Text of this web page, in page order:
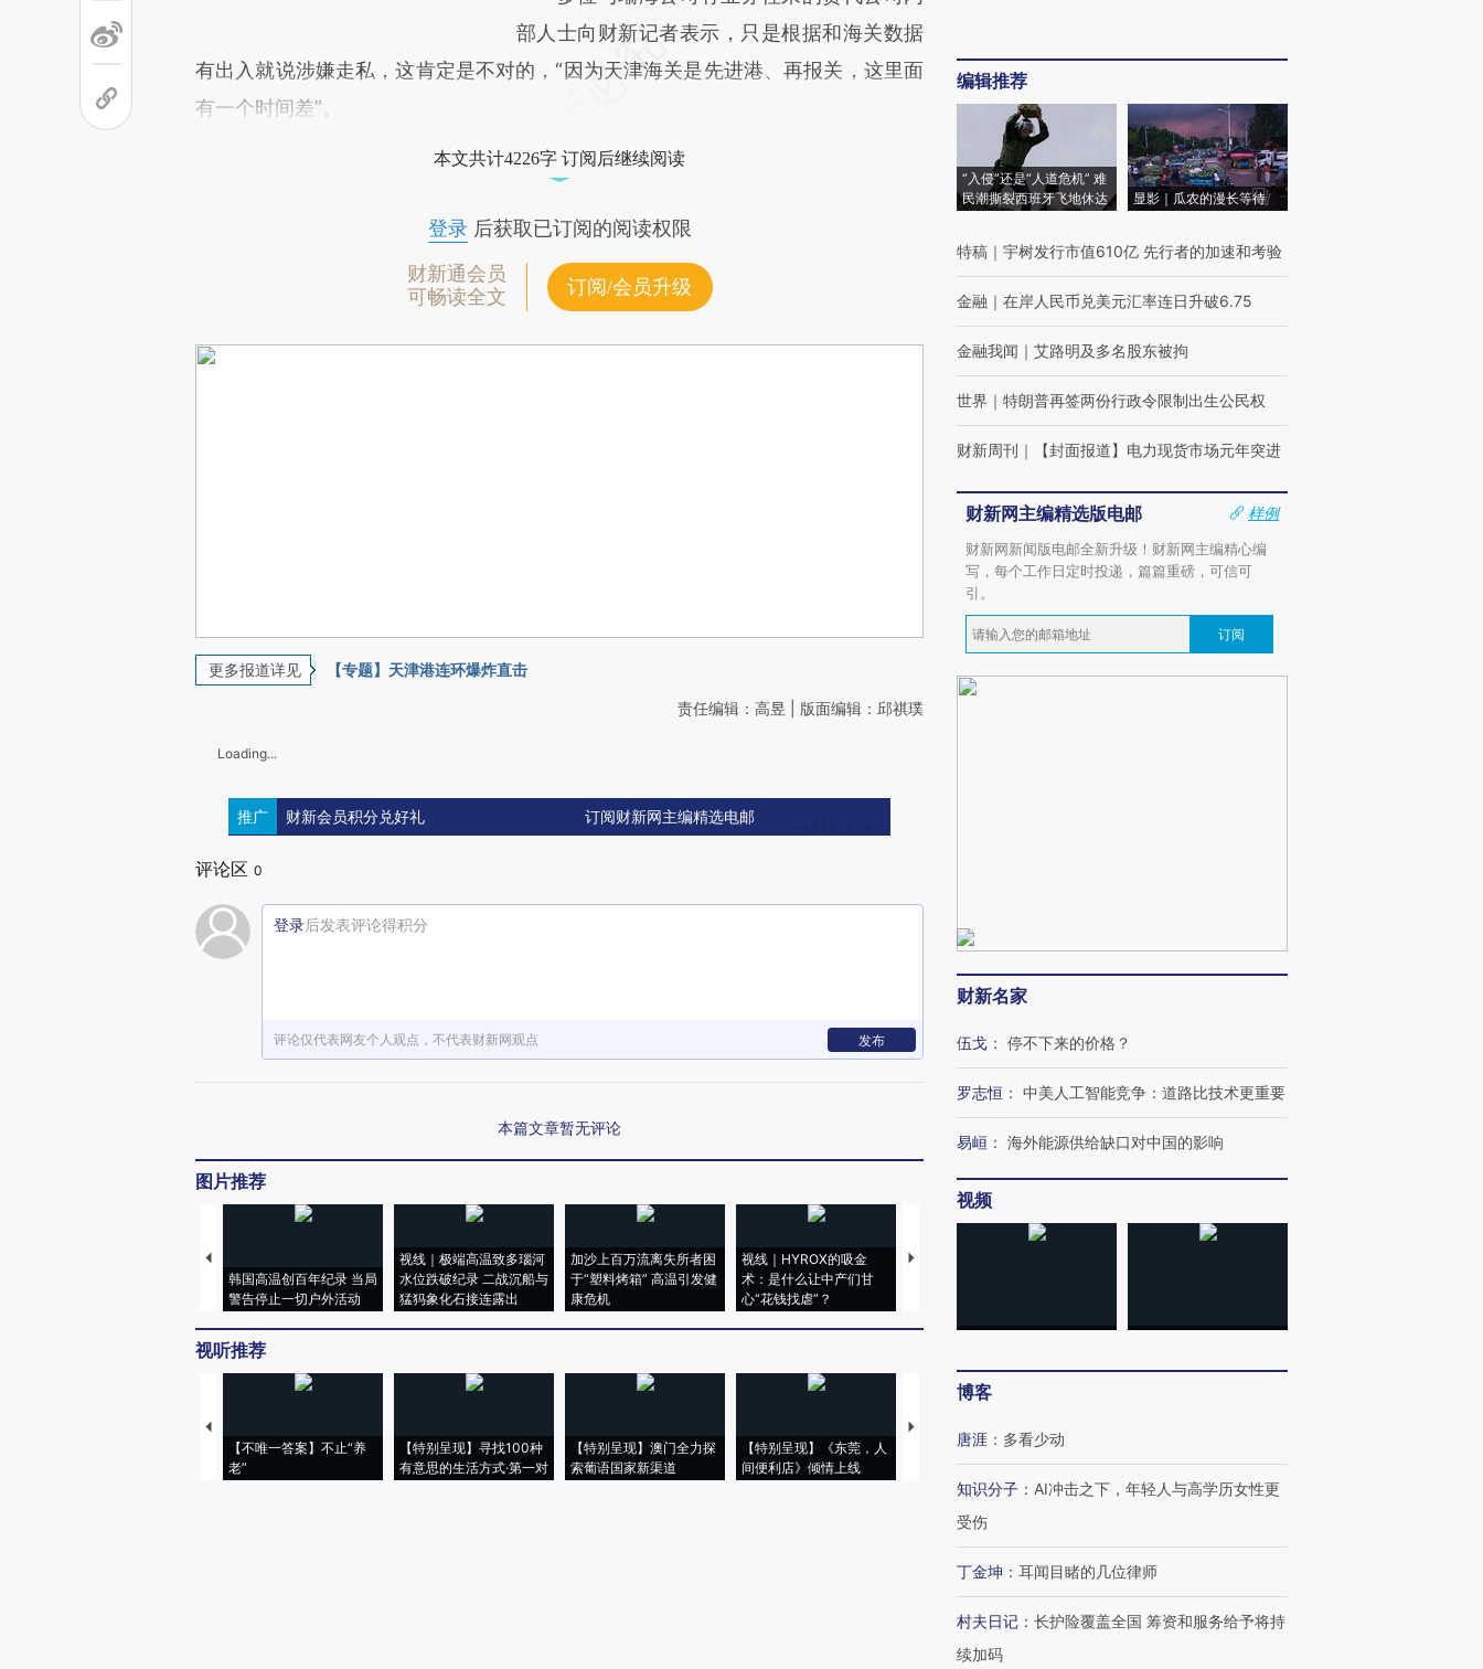
部人士向财新记者表示，只是根据和海关数据
有出入就说涉嫌走私，这肯定是不对的，“因为天津海关是先进港、再报关，这里面
有一个时间差”。
本文共计4226字 订阅后继续阅读
登录后获取已订阅的阅读权限
财新通会员
可畅读全文
订阅/会员升级
更多报道详见 【专题】天津港连环爆炸直击
责任编辑：高昱 | 版面编辑：邱祺璞
Loading...
推广 财新会员积分兑好礼 订阅财新网主编精选电邮
评论区 0
登录后发表评论得积分
评论仅代表网友个人观点，不代表财新网观点 发布
本篇文章暂无评论
图片推荐
韩国高温创百年纪录 当局
警告停止一切户外活动
视线｜极端高温致多瑙河
水位跌破纪录 二战沉船与
猛犸象化石接连露出
加沙上百万流离失所者困
于“塑料烤箱” 高温引发健
康危机
视线｜HYROX的吸金
术：是什么让中产们甘
心“花钱找虐”？
马航飞行员跨国走私7万
视听推荐
【不唯一答案】不止“养
老”
【特别呈现】寻找100种
有意思的生活方式·第一对
【特别呈现】澳门全力探
索葡语国家新渠道
【特别呈现】《东莞，人
间便利店》倾情上线
【推广】走进第四届链博
会，让数智科技“链”接产
有意思的生活方式·第三对
住三大增长引擎是什么？
编辑推荐
“入侵”还是“人道危机” 难
民潮撕裂西班牙飞地休达
显影｜瓜农的漫长等待
特稿 ｜ 宇树发行市值610亿 先行者的加速和考验
金融 ｜ 在岸人民币兑美元汇率连日升破6.75
金融我闻 ｜ 艾路明及多名股东被拘
世界 ｜ 特朗普再签两份行政令限制出生公民权
财新周刊 ｜ 【封面报道】电力现货市场元年突进
财新网主编精选版电邮
样例
财新网新闻版电邮全新升级！财新网主编精心编
写，每个工作日定时投递，篇篇重磅，可信可
引。
订阅
财新名家
伍戈 ： 停不下来的价格？
罗志恒 ： 中美人工智能竞争：道路比技术更重要
易峘 ： 海外能源供给缺口对中国的影响
视频
博客
唐涯 ： 多看少动
知识分子 ： AI冲击之下，年轻人与高学历女性更
受伤
丁金坤 ： 耳闻目睹的几位律师
村夫日记 ： 长护险覆盖全国 筹资和服务给予将持
续加码